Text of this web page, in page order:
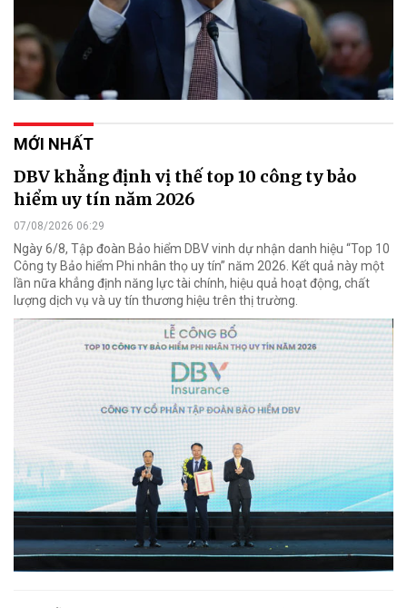
MỚI NHẤT
DBV khẳng định vị thế top 10 công ty bảo
hiểm uy tín năm 2026
07/08/2026 06:29
Ngày 6/8, Tập đoàn Bảo hiểm DBV vinh dự nhận danh hiệu “Top 10
Công ty Bảo hiểm Phi nhân thọ uy tín” năm 2026. Kết quả này một
lần nữa khẳng định năng lực tài chính, hiệu quả hoạt động, chất
lượng dịch vụ và uy tín thương hiệu trên thị trường.